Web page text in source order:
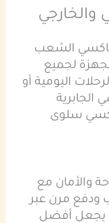
والخارجي
الشعب
لجميع
اليومية أو
الجابرية
سلوى
والأمان مع
ودفع مرن عبر
يجعل أفضل